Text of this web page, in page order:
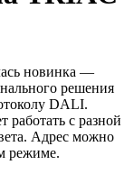
новинка —
решения
DALI.
работать с разной
Адрес можно
режиме.